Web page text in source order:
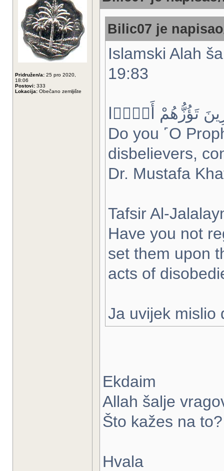
Pridružen/a: 25 pro 2020,
18:06
Postovi: 333
Lokacija: Obečano zemljište
Bilic07 je
Islamski Alah
19:83
تَؤُزُّهُمْ أَزًّۭا
Do you ˹O
disbelievers,
Dr. Mustafa
Tafsir Al-
Have you not
set them upon
acts of
Ja uvijek mislio
Ekdaim
Allah šalje
Što kažes na to?
Hvala